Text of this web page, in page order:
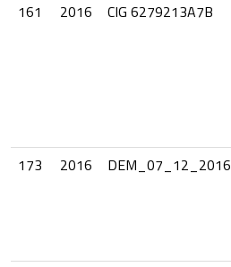
161
2016 CIG 6279213A7B
173
2016 DEM_07_12_2016